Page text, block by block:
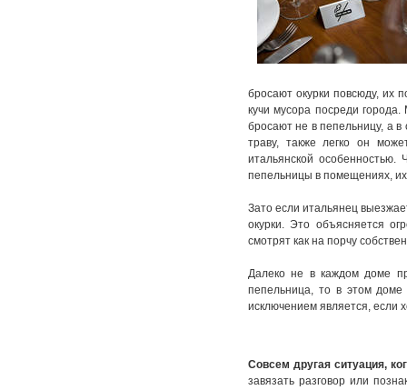
бросают окурки повсюду, их
кучи мусора посреди
бросают не в пепельницу, а в
траву, также легко он
итальянской
пепельницы в помещениях, их
Зато если итальянец
окурки. Это объясняется
смотрят как на порчу
Далеко не в каждом доме
пепельница, то в этом доме
исключением является, если
Совсем другая ситуация,
завязать разговор или